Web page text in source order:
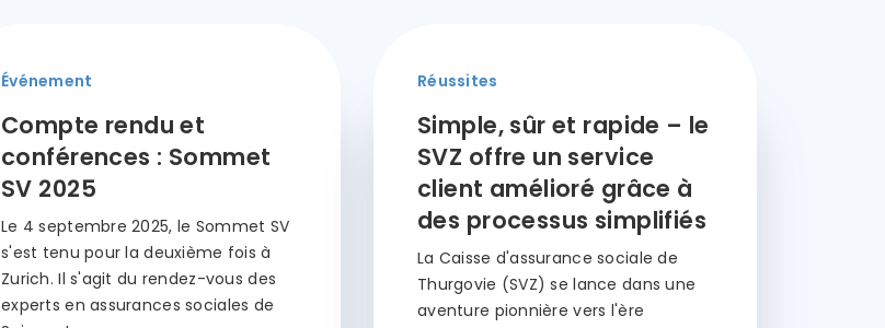
Événement
Compte rendu et
conférences : Sommet
SV 2025
Le 4 septembre 2025, le Sommet SV
s'est tenu pour la deuxième fois à
Zurich. Il s'agit du rendez-vous des
experts en assurances sociales de
Réussites
Simple, sûr et rapide – le
SVZ offre un service
client amélioré grâce à
des processus simplifiés
La Caisse d'assurance sociale de
Thurgovie (SVZ) se lance dans une
aventure pionnière vers l'ère